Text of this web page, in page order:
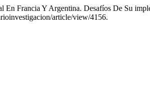
Francia Y Argentina. Desafíos De Su
article/view/4156.